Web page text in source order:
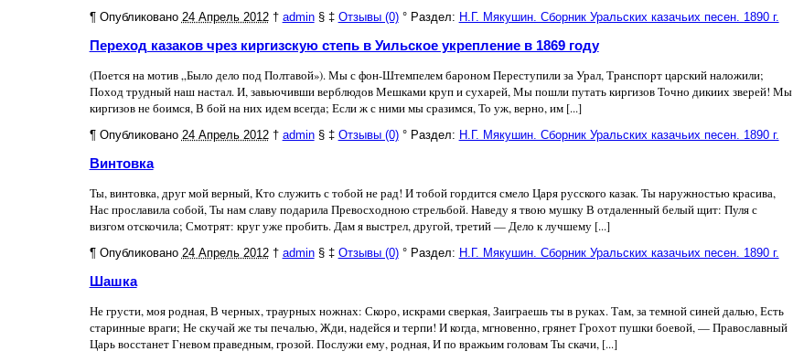
¶ Опубликовано 24 Апрель 2012 † admin § ‡ Отзывы (0) ° Раздел: Н.Г. Мякушин. Сборник Уральских казачьих песен. 1890 г.
Переход казаков чрез киргизскую степь в Уильское укрепление в 1869 году
(Поется на мотив „Было дело под Полтавой»). Мы с фон-Штемпелем бароном Переступили за Урал, Транспорт царский наложили;
Поход трудный наш настал. И, завьючивши верблюдов Мешками круп и сухарей, Мы пошли путать киргизов Точно дикиих зверей! Мы
киргизов не боимся, В бой на них идем всегда; Если ж с ними мы сразимся, То уж, верно, им [...]
¶ Опубликовано 24 Апрель 2012 † admin § ‡ Отзывы (0) ° Раздел: Н.Г. Мякушин. Сборник Уральских казачьих песен. 1890 г.
Винтовка
Ты, винтовка, друг мой верный, Кто служить с тобой не рад! И тобой гордится смело Царя русского казак. Ты наружностью красива,
Нас прославила собой, Ты нам славу подарила Превосходною стрельбой. Наведу я твою мушку В отдаленный белый щит: Пуля с
визгом отскочила; Смотрят: круг уже пробить. Дам я выстрел, другой, третий — Дело к лучшему [...]
¶ Опубликовано 24 Апрель 2012 † admin § ‡ Отзывы (0) ° Раздел: Н.Г. Мякушин. Сборник Уральских казачьих песен. 1890 г.
Шашка
Не грусти, моя родная, В черных, траурных ножнах: Скоро, искрами сверкая, Заиграешь ты в руках. Там, за темной синей далью, Есть
старинные враги; Не скучай же ты печалью, Жди, надейся и терпи! И когда, мгновенно, грянет Грохот пушки боевой, — Православный
Царь восстанет Гневом праведным, грозой. Послужи ему, родная, И по вражьим головам Ты скачи, [...]